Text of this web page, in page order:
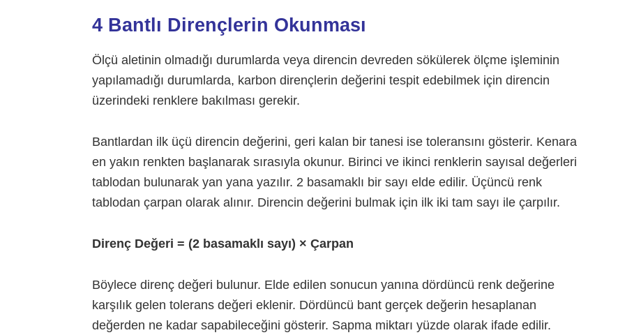
4 Bantlı Dirençlerin Okunması
Ölçü aletinin olmadığı durumlarda veya direncin devreden sökülerek ölçme işleminin
yapılamadığı durumlarda, karbon dirençlerin değerini tespit edebilmek için direncin
üzerindeki renklere bakılması gerekir.
Bantlardan ilk üçü direncin değerini, geri kalan bir tanesi ise toleransını gösterir. Kenara
en yakın renkten başlanarak sırasıyla okunur. Birinci ve ikinci renklerin sayısal değerleri
tablodan bulunarak yan yana yazılır. 2 basamaklı bir sayı elde edilir. Üçüncü renk
tablodan çarpan olarak alınır. Direncin değerini bulmak için ilk iki tam sayı ile çarpılır.
Direnç Değeri = (2 basamaklı sayı) × Çarpan
Böylece direnç değeri bulunur. Elde edilen sonucun yanına dördüncü renk değerine
karşılık gelen tolerans değeri eklenir. Dördüncü bant gerçek değerin hesaplanan
değerden ne kadar sapabileceğini gösterir. Sapma miktarı yüzde olarak ifade edilir.